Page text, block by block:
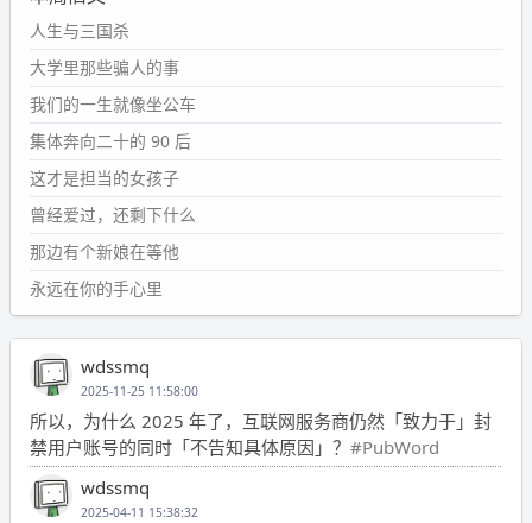
人生与三国杀
大学里那些骗人的事
我们的一生就像坐公车
集体奔向二十的 90 后
这才是担当的女孩子
曾经爱过，还剩下什么
那边有个新娘在等他
永远在你的手心里
wdssmq
2025-11-25 11:58:00
所以，为什么 2025 年了，互联网服务商仍然「致力于」封
禁用户账号的同时「不告知具体原因」？ #PubWord
wdssmq
2025-04-11 15:38:32